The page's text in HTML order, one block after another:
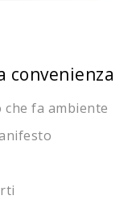
convenienza
fa ambiente